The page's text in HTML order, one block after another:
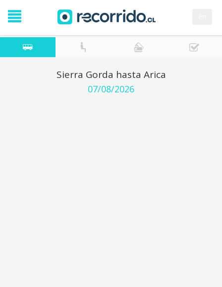
Sierra Gorda hasta Arica
07/08/2026